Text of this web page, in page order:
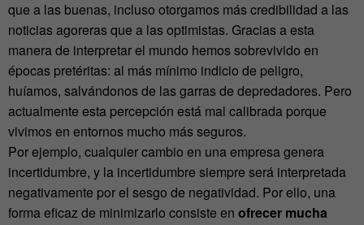
que a las buenas, incluso otorgamos más credibilidad a las
noticias agoreras que a las optimistas. Gracias a esta
manera de interpretar el mundo hemos sobrevivido en
épocas pretéritas: al más mínimo indicio de peligro,
huíamos, salvándonos de las garras de depredadores. Pero
actualmente esta percepción está mal calibrada porque
vivimos en entornos mucho más seguros.
Por ejemplo, cualquier cambio en una empresa genera
incertidumbre, y la incertidumbre siempre será interpretada
negativamente por el sesgo de negatividad. Por ello, una
forma eficaz de minimizarlo consiste en ofrecer mucha